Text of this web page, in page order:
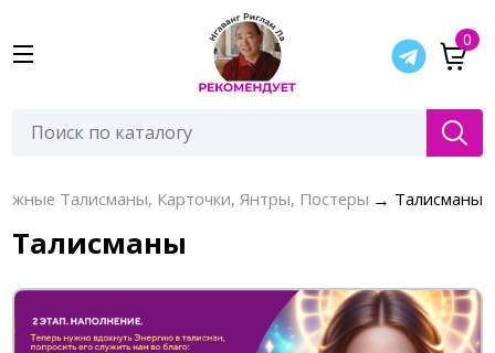
0
Талисманы, Карточки, Янтры, Постеры → Талисманы
Талисманы